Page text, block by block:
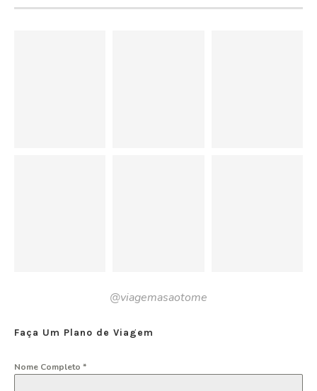
@viagemasaotome
Faça Um Plano de Viagem
Nome Completo *